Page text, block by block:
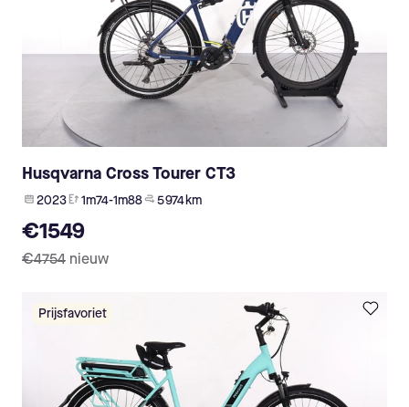
Husqvarna Cross Tourer CT3
2023 1m74-1m88 5 974 km
€1549
€4754 nieuw
Prijsfavoriet